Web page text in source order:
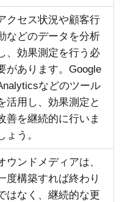
クセス状況や顧客行
などのデータを分析
、効果測定を行う必
があります。Google
などのツール
活用し、効果測定と
善を継続的に行いま
ょう。
ウンドメディアは、
度構築すれば終わり
はなく、継続的な更